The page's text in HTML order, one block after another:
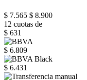
$ 7.565 $ 8.900
12 cuotas de
$ 631
$ 6.809
$ 6.431